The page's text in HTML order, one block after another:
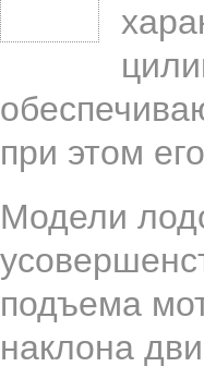
при этом
Модели
подъема
наклона